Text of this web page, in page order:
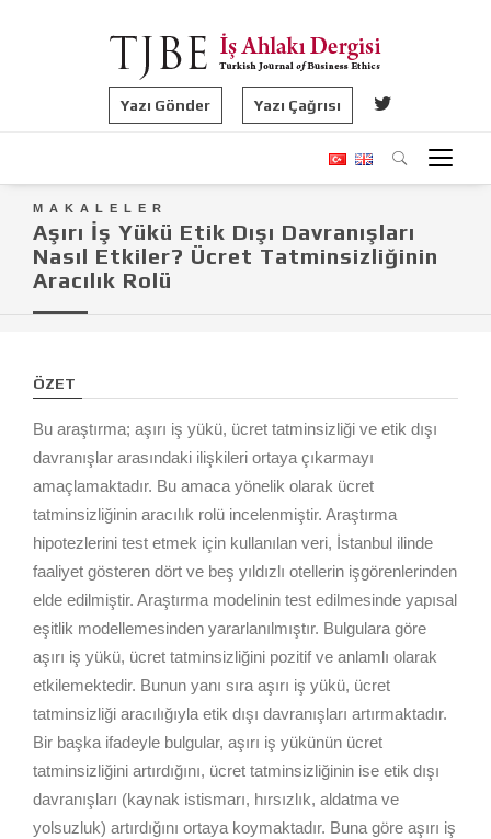
Yazı Gönder Yazı Çağrısı
MAKALELER
Aşırı İş Yükü Etik Dışı Davranışları
Nasıl Etkiler? Ücret Tatminsizliğinin
Aracılık Rolü
ÖZET
Bu araştırma; aşırı iş yükü, ücret tatminsizliği ve etik dışı
davranışlar arasındaki ilişkileri ortaya çıkarmayı
amaçlamaktadır. Bu amaca yönelik olarak ücret
tatminsizliğinin aracılık rolü incelenmiştir. Araştırma
hipotezlerini test etmek için kullanılan veri, İstanbul ilinde
faaliyet gösteren dört ve beş yıldızlı otellerin işgörenlerinden
elde edilmiştir. Araştırma modelinin test edilmesinde yapısal
eşitlik modellemesinden yararlanılmıştır. Bulgulara göre
aşırı iş yükü, ücret tatminsizliğini pozitif ve anlamlı olarak
etkilemektedir. Bunun yanı sıra aşırı iş yükü, ücret
tatminsizliği aracılığıyla etik dışı davranışları artırmaktadır.
Bir başka ifadeyle bulgular, aşırı iş yükünün ücret
tatminsizliğini artırdığını, ücret tatminsizliğinin ise etik dışı
davranışları (kaynak istismarı, hırsızlık, aldatma ve
yolsuzluk) artırdığını ortaya koymaktadır. Buna göre aşırı iş